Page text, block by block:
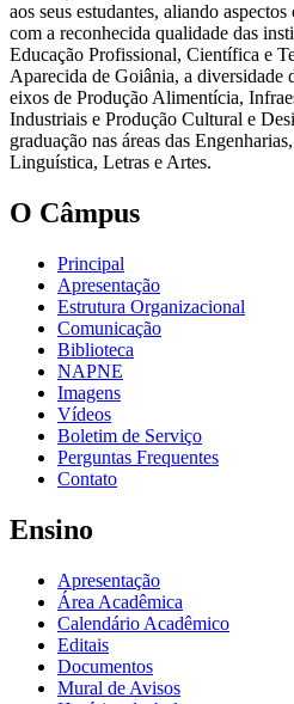
aos seus estudantes, aliando
com a reconhecida qualidade das
Educação Profissional, Científica e
Aparecida de Goiânia, a diversidade
eixos de Produção Alimentícia,
Industriais e Produção Cultural e
graduação nas áreas das
Linguística, Letras e Artes.
O Câmpus
Principal
Apresentação
Estrutura Organizacional
Comunicação
Biblioteca
NAPNE
Imagens
Vídeos
Boletim de Serviço
Perguntas Frequentes
Contato
Ensino
Apresentação
Área Acadêmica
Calendário Acadêmico
Editais
Documentos
Mural de Avisos